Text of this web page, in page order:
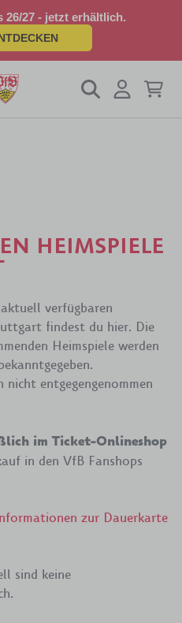
26/27 - jetzt erhältlich.
HEIMSPIELE
verfügbaren
findest du hier. Die
Heimspiele werden
nicht entgegengenommen
im Ticket-Onlineshop
in den VfB Fanshops
zur Dauerkarte
sind keine